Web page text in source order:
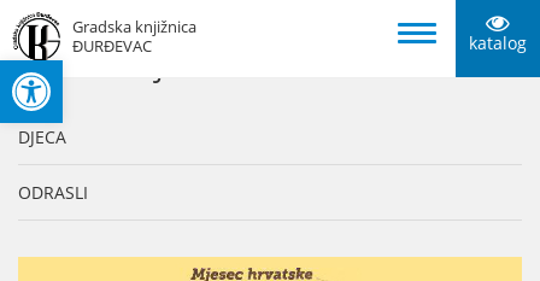
Open toolbar
Gradska knjižnica
ĐURĐEVAC
katalog
KATEGORIJE
DJECA
ODRASLI